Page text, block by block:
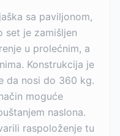
sa paviljonom,
set je zamišljen
u prolećnim, a
Konstrukcija je
da nosi do 360 kg.
moguće
naslona.
raspoloženje tu